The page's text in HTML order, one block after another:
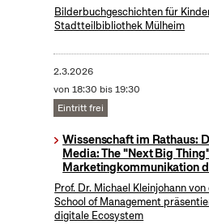
Bilderbuchgeschichten für
Stadtteilbibliothek Mülheim
2.3.2026
von 18:30 bis 19:30
Eintritt frei
Wissenschaft im Rathaus:
Media: The "Next Big
Marketingkommunikation
Prof. Dr. Michael Kleinjohann
School of Management
digitale Ecosystem